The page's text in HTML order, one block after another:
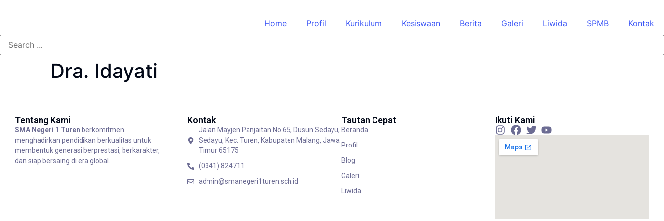
Home Profil Kurikulum Kesiswaan Berita Galeri Liwida SPMB Kontak
Dra. Idayati
Tentang Kami
SMA Negeri 1 Turen berkomitmen
menghadirkan pendidikan berkualitas untuk
membentuk generasi berprestasi, berkarakter,
dan siap bersaing di era global.
Kontak
Jalan Mayjen Panjaitan No.65, Dusun Sedayu,
Sedayu, Kec. Turen, Kabupaten Malang, Jawa
Timur 65175
(0341) 824711
admin@smanegeri1turen.sch.id
Tautan Cepat
Beranda
Profil
Blog
Galeri
Liwida
Ikuti Kami